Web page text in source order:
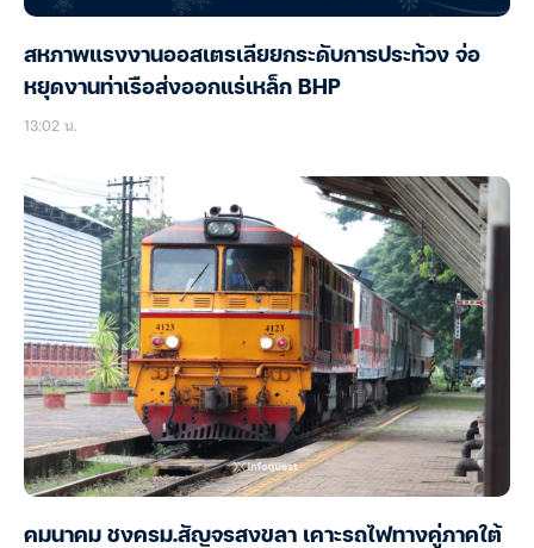
สหภาพแรงงานออสเตรเลียยกระดับการประท้วง จ่อ
หยุดงานท่าเรือส่งออกแร่เหล็ก BHP
13:02 น.
คมนาคม ชงครม.สัญจรสงขลา เคาะรถไฟทางคู่ภาคใต้